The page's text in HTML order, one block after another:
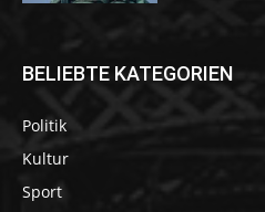
BELIEBTE KATEGORIEN
Politik
Kultur
Sport